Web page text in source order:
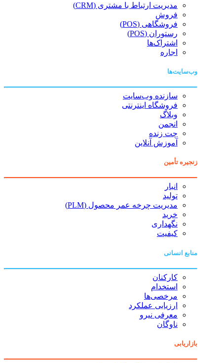
مدیریت ارتباط با مشتری (CRM)
فروش
فروشگاهی (POS)
رستوران (POS)
اشتراک‌ها
اجاره
وب‌سایت‌ها
سازنده وب‌سایت
فروشگاه اینترنتی
وبلاگ
انجمن
چت زنده
آموزش آنلاین
زنجیره تأمین
انبار
تولید
مدیریت چرخه عمر محصول (PLM)
خرید
نگهداری
کیفیت
منابع انسانی
کارکنان
استخدام
مرخصی‌ها
ارزیابی عملکرد
معرفی نیرو
ناوگان
بازاریابی